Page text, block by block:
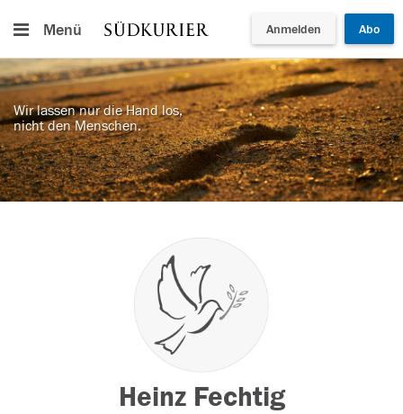
Menü Anmelden Abo
Wir lassen nur die Hand los,
nicht den Menschen.
Heinz Fechtig